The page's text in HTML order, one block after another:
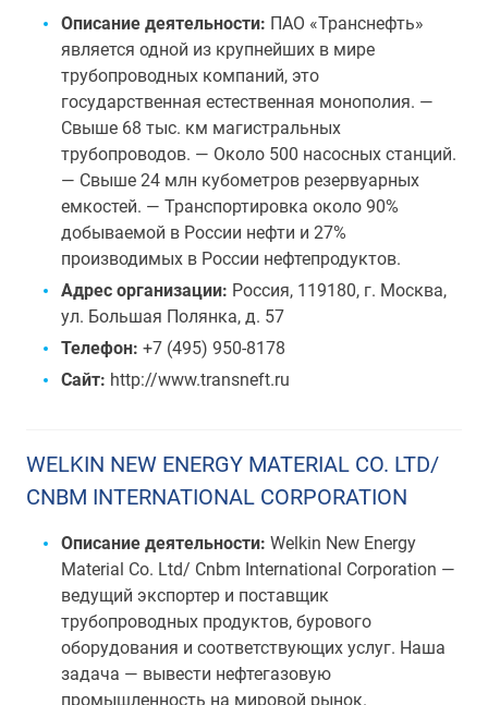
Описание деятельности: ПАО «Транснефть»
является одной из крупнейших в мире
трубопроводных компаний, это
государственная естественная монополия. —
Свыше 68 тыс. км магистральных
трубопроводов. — Около 500 насосных станций.
— Свыше 24 млн кубометров резервуарных
емкостей. — Транспортировка около 90%
добываемой в России нефти и 27%
производимых в России нефтепродуктов.
Адрес организации: Россия, 119180, г. Москва,
ул. Большая Полянка, д. 57
Телефон: +7 (495) 950-8178
Сайт: http://www.transneft.ru
WELKIN NEW ENERGY MATERIAL CO. LTD/
CNBM INTERNATIONAL CORPORATION
Описание деятельности: Welkin New Energy
Material Co. Ltd/ Cnbm International Corporation —
ведущий экспортер и поставщик
трубопроводных продуктов, бурового
оборудования и соответствующих услуг. Наша
задача — вывести нефтегазовую
промышленность на мировой рынок.